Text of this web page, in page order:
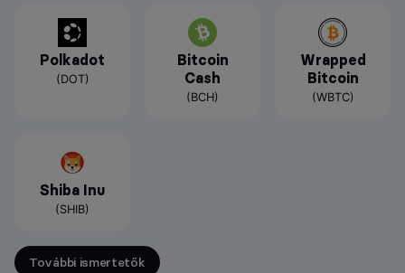
Polkadot
(DOT)
Bitcoin
Cash
(BCH)
Wrapped
Bitcoin
(WBTC)
Shiba Inu
(SHIB)
További ismertetők